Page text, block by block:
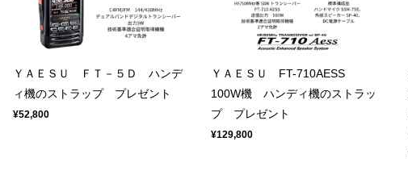
ＹＡＥＳＵ ＦＴ－５Ｄ ハンデ
ィ機のストラップ プレゼント
¥52,800
ＹＡＥＳＵ FT-710AESS
100W機 ハンディ機のストラッ
プ プレゼント
¥129,800